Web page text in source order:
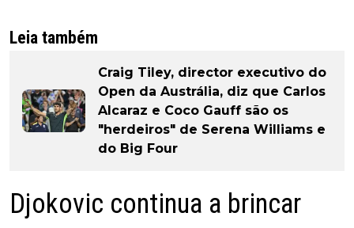
Leia também
Craig Tiley, director executivo do
Open da Austrália, diz que Carlos
Alcaraz e Coco Gauff são os
"herdeiros" de Serena Williams e
do Big Four
Djokovic continua a brincar